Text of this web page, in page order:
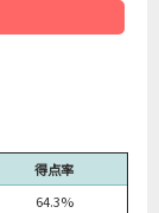
得点率
64.3%